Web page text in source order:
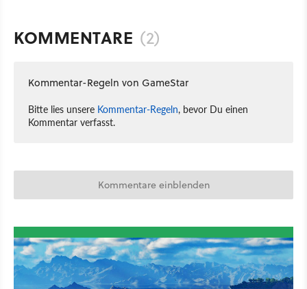
KOMMENTARE (2)
Kommentar-Regeln von GameStar
Bitte lies unsere Kommentar-Regeln, bevor Du einen
Kommentar verfasst.
Kommentare einblenden